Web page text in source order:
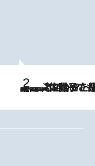
2026.8.5
【阿川佐和子さんの年とる力】なぜ70代で始めた趣味は“こんなに楽しい”のか？ ピアノ、俳句…スランプに陥っても続けられる“ある秘訣”とは